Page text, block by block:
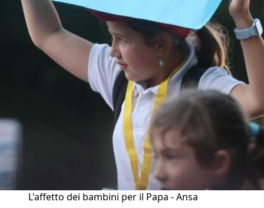
L'affetto dei bambini per il Papa - Ansa